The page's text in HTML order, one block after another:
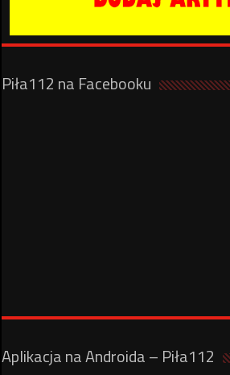
Piła112 na Facebooku
Aplikacja na Androida – Piła112